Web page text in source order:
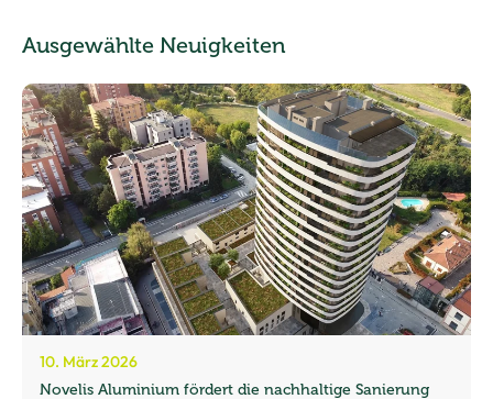
Ausgewählte Neuigkeiten
10. März 2026
Novelis Aluminium fördert die nachhaltige Sanierung